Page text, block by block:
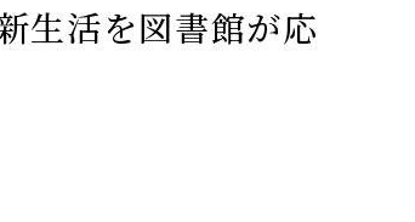
生活を図書館が応